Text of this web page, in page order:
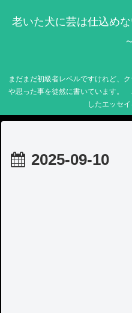
老いた犬に芸は仕込め
～
まだまだ初級者レベルですけれど、
や思った事を徒然に書いています
したエッセイ
2025-09-10